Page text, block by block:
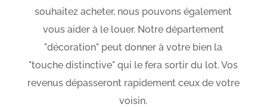
souhaitez acheter, nous pouvons également
vous aider à le louer. Notre département
"décoration" peut donner à votre bien la
"touche distinctive" qui le fera sortir du lot. Vos
revenus dépasseront rapidement ceux de votre
voisin.